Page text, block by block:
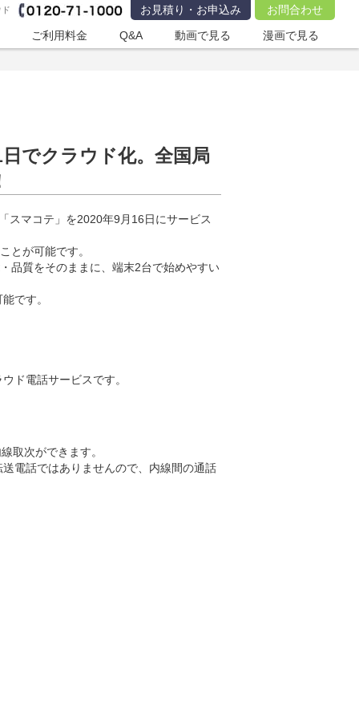
お問合わせ
お見積り・お申込み
ご利用料金 Q&A 動画で見る 漫画で見る
でクラウド化。全国局
スマコテ」を2020年9月16日にサービス
とが可能です。
品質をそのままに、端末2台で始めやすい
です。
ド電話サービスです。
取次ができます。
電話ではありませんので、内線間の通話